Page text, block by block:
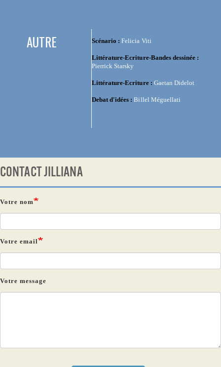
AUTRE Scénario : Felicia Viti
Littérature-Ecriture-Bandes dessinée :
Pierrick Starsky
Littérature-Ecriture : Gaetan Didelot
Debat d'idées : Billel Méguellati
CONTACT JILLIANA
Votre nom
Votre email
Votre message